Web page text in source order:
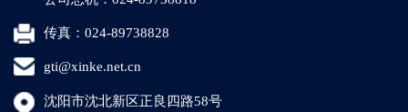
传真：024-89738828
gti@xinke.net.cn
沈阳市沈北新区正良四路58号